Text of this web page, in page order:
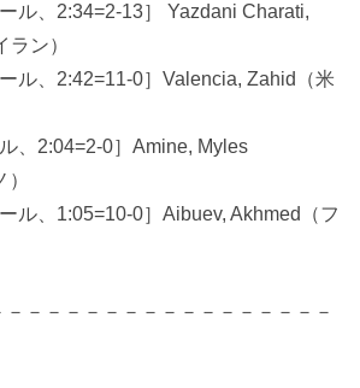
、2:34=2-13］ Yazdani Charati,
ン）
ル、2:42=11-0］Valencia, Zahid（米
、2:04=2-0］Amine, Myles
ル、1:05=10-0］Aibuev, Akhmed（フ
－－－－－－－－－－－－－－－－－